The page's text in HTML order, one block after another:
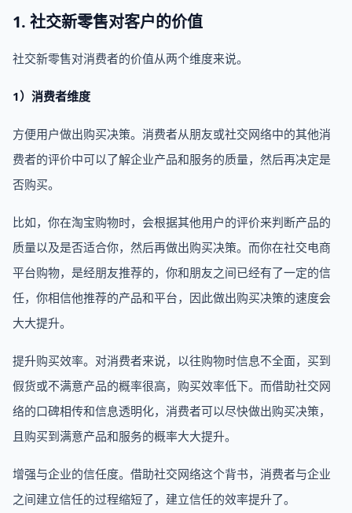
1. 社交新零售对客户的价值
社交新零售对消费者的价值从两个维度来说。
1）消费者维度
方便用户做出购买决策。消费者从朋友或社交网络中的其他消
费者的评价中可以了解企业产品和服务的质量，然后再决定是
否购买。
比如，你在淘宝购物时，会根据其他用户的评价来判断产品的
质量以及是否适合你，然后再做出购买决策。而你在社交电商
平台购物，是经朋友推荐的，你和朋友之间已经有了一定的信
任，你相信他推荐的产品和平台，因此做出购买决策的速度会
大大提升。
提升购买效率。对消费者来说，以往购物时信息不全面，买到
假货或不满意产品的概率很高，购买效率低下。而借助社交网
络的口碑相传和信息透明化，消费者可以尽快做出购买决策，
且购买到满意产品和服务的概率大大提升。
增强与企业的信任度。借助社交网络这个背书，消费者与企业
之间建立信任的过程缩短了，建立信任的效率提升了。